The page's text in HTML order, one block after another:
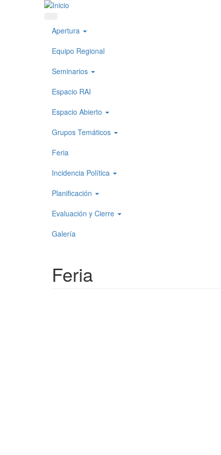
Pasar al contenido principal
Apertura
Equipo Regional
Seminarios
Espacio RAI
Espacio Abierto
Grupos Temáticos
Feria
Incidencia Política
Planificación
Evaluación y Cierre
Galería
Feria